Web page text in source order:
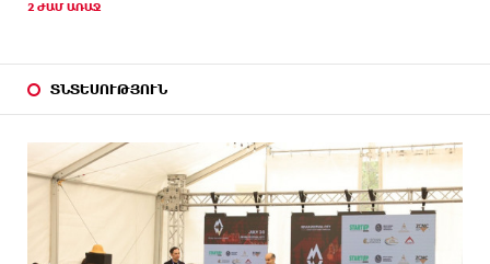
2 ԺԱՄ ԱՌԱՋ
ՏՆՏԵՍՈՒԹՅՈՒՆ